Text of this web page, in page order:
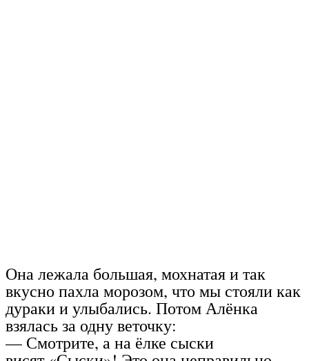
Она лежала большая, мохнатая и так
вкусно пахла морозом, что мы стояли как
дураки и улыбались. Потом Алёнка
взялась за одну веточку:
— Смотрите, а на ёлке сыски